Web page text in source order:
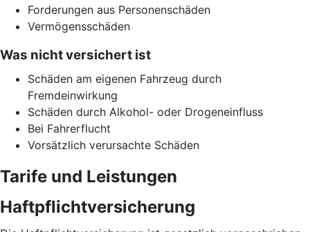
Forderungen aus Personenschäden
Vermögensschäden
Was nicht versichert ist
Schäden am eigenen Fahrzeug durch
Fremdeinwirkung
Schäden durch Alkohol- oder Drogeneinfluss
Bei Fahrerflucht
Vorsätzlich verursachte Schäden
Tarife und Leistungen
Haftpflichtversicherung